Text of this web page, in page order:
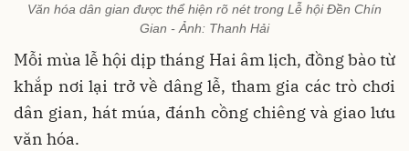
Văn hóa dân gian được thể hiện rõ nét trong Lễ hội Đền Chín
Gian - Ảnh: Thanh Hải
Mỗi mùa lễ hội dịp tháng Hai âm lịch, đồng bào từ
khắp nơi lại trở về dâng lễ, tham gia các trò chơi
dân gian, hát múa, đánh cồng chiêng và giao lưu
văn hóa.